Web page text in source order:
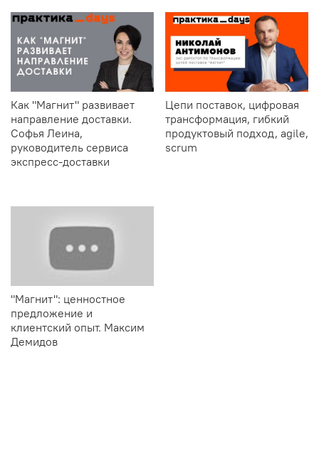
Как "Магнит" развивает
направление доставки.
Софья Леина,
руководитель сервиса
экспресс-доставки
Цепи поставок, цифровая
трансформация, гибкий
продуктовый подход, agile,
scrum
"Магнит": ценностное
предложение и
клиентский опыт. Максим
Демидов